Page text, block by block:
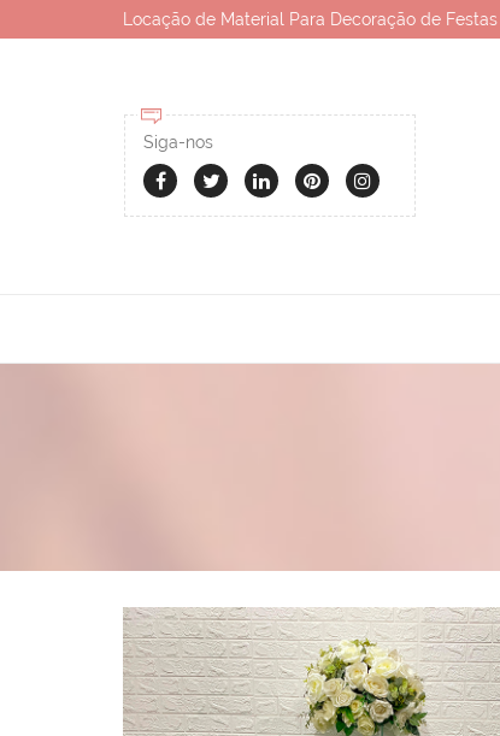
Locação de Material Para Decoração de
Siga-nos